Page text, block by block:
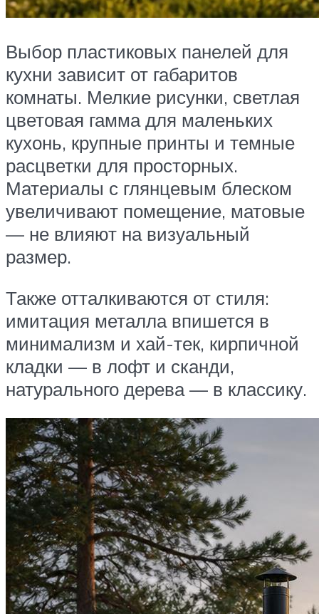
Выбор пластиковых панелей для
кухни зависит от габаритов
комнаты. Мелкие рисунки, светлая
цветовая гамма для маленьких
кухонь, крупные принты и темные
расцветки для просторных.
Материалы с глянцевым блеском
увеличивают помещение, матовые
— не влияют на визуальный
размер.
Также отталкиваются от стиля:
имитация металла впишется в
минимализм и хай-тек, кирпичной
кладки — в лофт и сканди,
натурального дерева — в классику.